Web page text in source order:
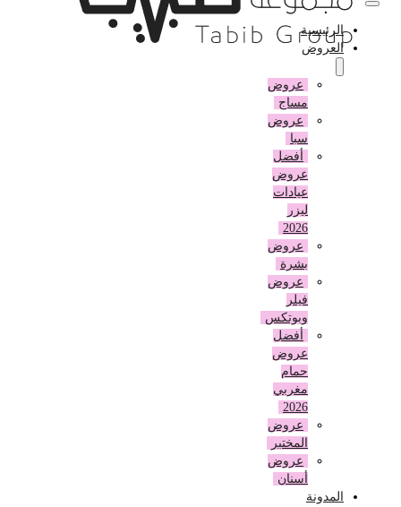
الرئيسية
العروض
عروض
مساج
عروض
أفضل
عروض
عيادات
عروض
بشرة
عروض
وبوتكس
أفضل
عروض
حمام
مغربي
عروض
المختبر
عروض
أسنان
المدونة